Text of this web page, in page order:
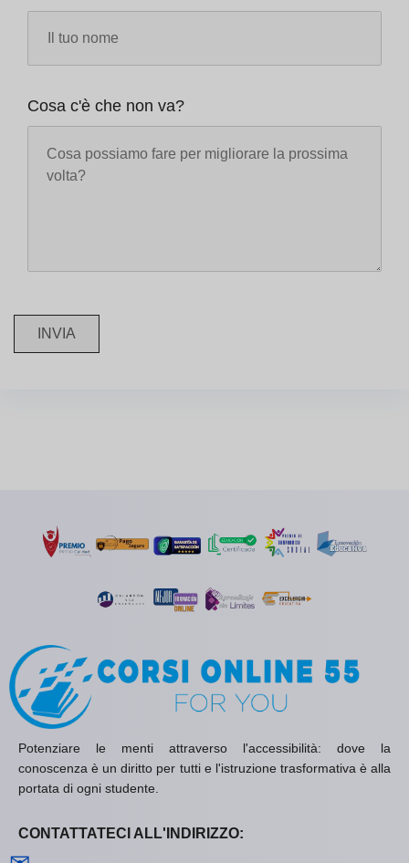
Cosa c'è che non va?
INVIA
Potenziare le menti attraverso l'accessibilità: dove la
conoscenza è un diritto per tutti e l'istruzione trasformativa è alla
portata di ogni studente.
CONTATTATECI ALL'INDIRIZZO: